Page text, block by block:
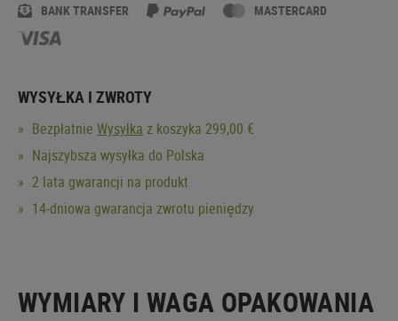
BANK TRANSFER MASTERCARD
WYSYŁKA I ZWROTY
Bezpłatnie Wysyłka z koszyka 299,00 €
Najszybsza wysyłka do Polska
2 lata gwarancji na produkt
14-dniowa gwarancja zwrotu pieniędzy
WYMIARY I WAGA OPAKOWANIA